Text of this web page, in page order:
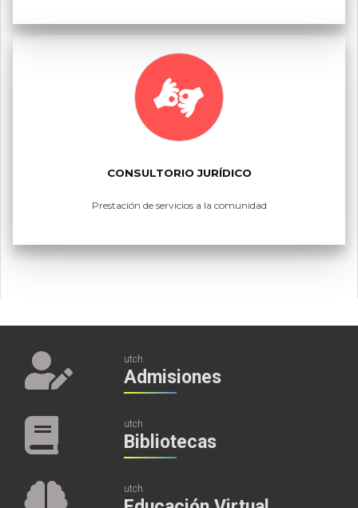
CONSULTORIO JURÍDICO
Prestación de servicios a la comunidad
utch
Admisiones
utch
Bibliotecas
utch